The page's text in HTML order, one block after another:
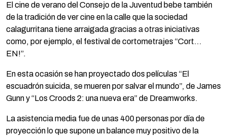
El cine de verano del Consejo de la Juventud bebe también
de la tradición de ver cine en la calle que la sociedad
calagurritana tiene arraigada gracias a otras iniciativas
como, por ejemplo, el festival de cortometrajes “Cort…
EN!”.
En esta ocasión se han proyectado dos películas “El
escuadrón suicida, se mueren por salvar el mundo”, de James
Gunn y “Los Croods 2: una nueva era” de Dreamworks.
La asistencia media fue de unas 400 personas por día de
proyección lo que supone un balance muy positivo de la